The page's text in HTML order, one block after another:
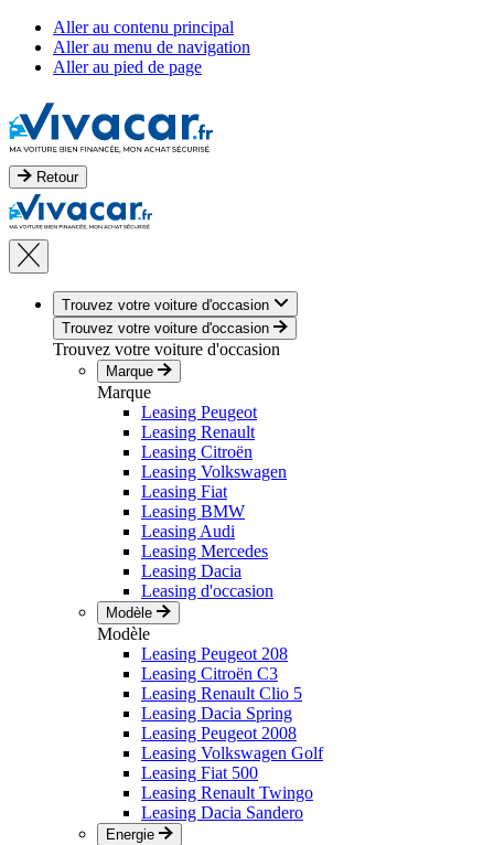
Aller au contenu principal
Aller au menu de navigation
Aller au pied de page
Retour
Trouvez votre voiture d'occasion
Trouvez votre voiture d'occasion
Trouvez votre voiture d'occasion
Marque
Marque
Leasing Peugeot
Leasing Renault
Leasing Citroën
Leasing Volkswagen
Leasing Fiat
Leasing BMW
Leasing Audi
Leasing Mercedes
Leasing Dacia
Leasing d'occasion
Modèle
Modèle
Leasing Peugeot 208
Leasing Citroën C3
Leasing Renault Clio 5
Leasing Dacia Spring
Leasing Peugeot 2008
Leasing Volkswagen Golf
Leasing Fiat 500
Leasing Renault Twingo
Leasing Dacia Sandero
Energie